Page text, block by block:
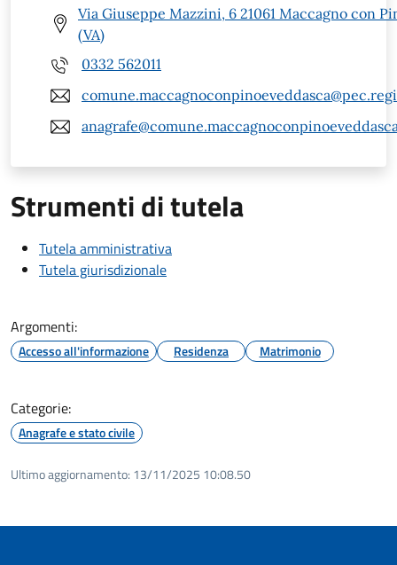
Via Giuseppe Mazzini, 6 21061 Maccagno con
(VA)
0332 562011
Strumenti di tutela
Tutela amministrativa
Tutela giurisdizionale
Argomenti:
Accesso all'informazione Residenza Matrimonio
Categorie:
Anagrafe e stato civile
Ultimo aggiornamento: 13/11/2025 10:08.50